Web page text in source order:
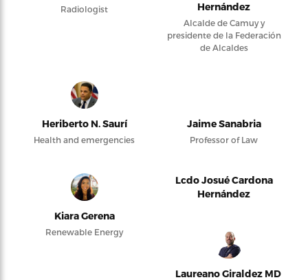
Radiologist
Hernández
Alcalde de Camuy y
presidente de la Federación
de Alcaldes
Heriberto N. Saurí
Health and emergencies
Jaime Sanabria
Professor of Law
Kiara Gerena
Renewable Energy
Lcdo Josué Cardona
Hernández
Laureano Giraldez MD